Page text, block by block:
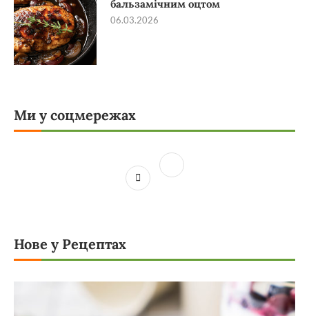
бальзамічним оцтом
06.03.2026
Ми у соцмережах
Нове у Рецептах